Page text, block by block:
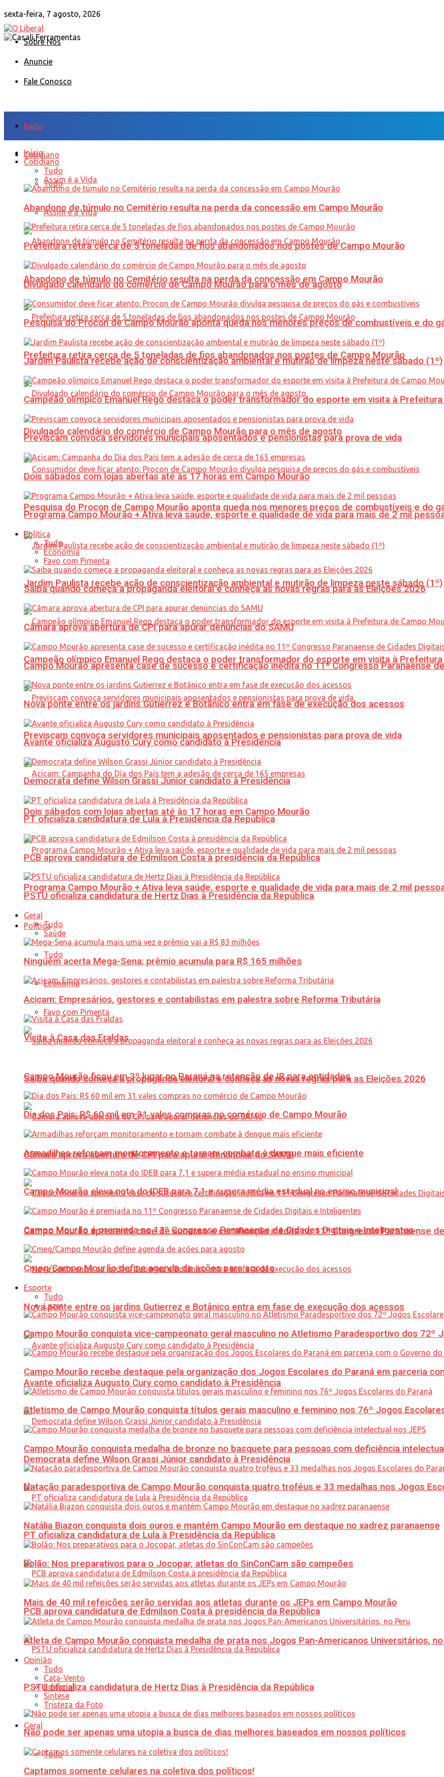
sexta-feira, 7 agosto, 2026
Sobre Nós
Anuncie
Fale Conosco
Início
Cotidiano
Tudo
Assim é a Vida
Abandono de túmulo no Cemitério resulta na perda da concessão em Campo Mourão
Prefeitura retira cerca de 5 toneladas de fios abandonados nos postes de Campo Mourão
Divulgado calendário do comércio de Campo Mourão para o mês de agosto
Pesquisa do Procon de Campo Mourão aponta queda nos menores preços de combustíveis e do
Jardim Paulista recebe ação de conscientização ambiental e mutirão de limpeza neste sábado (1º)
Campeão olímpico Emanuel Rego destaca o poder transformador do esporte em visita à
Previscam convoca servidores municipais aposentados e pensionistas para prova de vida
Dois sábados com lojas abertas até às 17 horas em Campo Mourão
Programa Campo Mourão + Ativa leva saúde, esporte e qualidade de vida para mais de 2 mil
Política
Tudo
Economia
Favo com Pimenta
Saiba quando começa a propaganda eleitoral e conheça as novas regras para as Eleições 2026
Câmara aprova abertura de CPI para apurar denúncias do SAMU
Campo Mourão apresenta case de sucesso e certificação inédita no 11º Congresso Paranaense
Nova ponte entre os jardins Gutierrez e Botânico entra em fase de execução dos acessos
Avante oficializa Augusto Cury como candidato à Presidência
Democrata define Wilson Grassi Júnior candidato à Presidência
PT oficializa candidatura de Lula à Presidência da República
PCB aprova candidatura de Edmilson Costa à presidência da República
PSTU oficializa candidatura de Hertz Dias à Presidência da República
Geral
Tudo
Início
Cotidiano
Tudo
Assim é a Vida
Abandono de túmulo no Cemitério resulta na perda da concessão em Campo Mourão
Prefeitura retira cerca de 5 toneladas de fios abandonados nos postes de Campo Mourão
Divulgado calendário do comércio de Campo Mourão para o mês de agosto
Pesquisa do Procon de Campo Mourão aponta queda nos menores preços de combustíveis e do
Jardim Paulista recebe ação de conscientização ambiental e mutirão de limpeza neste sábado (1º)
Campeão olímpico Emanuel Rego destaca o poder transformador do esporte em visita à
Previscam convoca servidores municipais aposentados e pensionistas para prova de vida
Dois sábados com lojas abertas até às 17 horas em Campo Mourão
Programa Campo Mourão + Ativa leva saúde, esporte e qualidade de vida para mais de 2 mil
Política
Tudo
Economia
Favo com Pimenta
Saiba quando começa a propaganda eleitoral e conheça as novas regras para as Eleições 2026
Câmara aprova abertura de CPI para apurar denúncias do SAMU
Campo Mourão apresenta case de sucesso e certificação inédita no 11º Congresso Paranaense
Nova ponte entre os jardins Gutierrez e Botânico entra em fase de execução dos acessos
Avante oficializa Augusto Cury como candidato à Presidência
Democrata define Wilson Grassi Júnior candidato à Presidência
PT oficializa candidatura de Lula à Presidência da República
PCB aprova candidatura de Edmilson Costa à presidência da República
PSTU oficializa candidatura de Hertz Dias à Presidência da República
Geral
Tudo
Saúde
Ninguém acerta Mega-Sena; prêmio acumula para R$ 165 milhões
Acicam: Empresários, gestores e contabilistas em palestra sobre Reforma Tributária
Visita à Casa das Fraldas
Campo Mourão ficou em 3º lugar no Paraná na retenção de IR para entidades
Dia dos Pais: R$ 60 mil em 31 vales compras no comércio de Campo Mourão
Armadilhas reforçam monitoramento e tornam combate à dengue mais eficiente
Campo Mourão eleva nota do IDEB para 7,1 e supera média estadual no ensino municipal
Campo Mourão é premiada no 11º Congresso Paranaense de Cidades Digitais e Inteligentes
Cmeg/Campo Mourão define agenda de ações para agosto
Esporte
Tudo
Lazer
Campo Mourão conquista vice-campeonato geral masculino no Atletismo Paradesportivo dos 72º
Campo Mourão recebe destaque pela organização dos Jogos Escolares do Paraná em parceria
Atletismo de Campo Mourão conquista títulos gerais masculino e feminino nos 76º Jogos
Campo Mourão conquista medalha de bronze no basquete para pessoas com deficiência
Natação paradesportiva de Campo Mourão conquista quatro troféus e 33 medalhas nos Jogos
Natália Biazon conquista dois ouros e mantém Campo Mourão em destaque no xadrez paranaense
Bolão: Nos preparativos para o Jocopar, atletas do SinConCam são campeões
Mais de 40 mil refeições serão servidas aos atletas durante os JEPs em Campo Mourão
Atleta de Campo Mourão conquista medalha de prata nos Jogos Pan-Americanos Universitários,
Opinião
Tudo
Cata-Vento
Editorial
Síntese
Tristeza da Foto
Não pode ser apenas uma utopia a busca de dias melhores baseados em nossos políticos
Captamos somente celulares na coletiva dos políticos!